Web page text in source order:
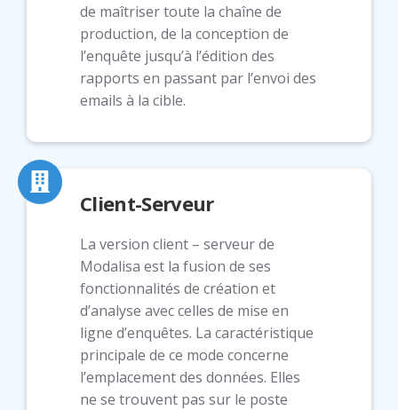
de maîtriser toute la chaîne de
production, de la conception de
l’enquête jusqu’à l’édition des
rapports en passant par l’envoi des
emails à la cible.
Client-Serveur
La version client – serveur de
Modalisa est la fusion de ses
fonctionnalités de création et
d’analyse avec celles de mise en
ligne d’enquêtes. La caractéristique
principale de ce mode concerne
l’emplacement des données. Elles
ne se trouvent pas sur le poste